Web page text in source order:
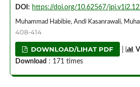
DOI: https://doi.org/10.62567/
Muhammad Habibie, Andi Kasanrawali,
408-414
DOWNLOAD/LIHAT PDF
Download : 171 times